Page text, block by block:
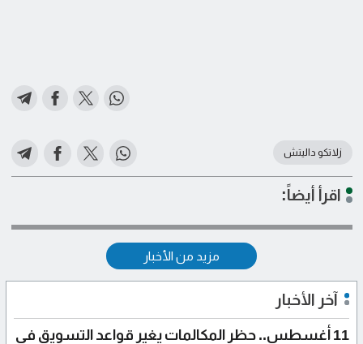
زلاتكو داليتش
اقرأ أيضاً:
مزيد من الأخبار
آخر الأخبار
11 أغسطس.. حظر المكالمات يغير قواعد التسويق في